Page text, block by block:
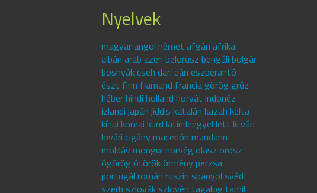
Nyelvek
magyar angol német afgán afrikai
albán arab azeri belorusz bengáli bolgár
bosnyák cseh dari dán eszperantó
észt finn flamand francia görög grúz
héber hindi holland horvát indonéz
izlandi japán jiddis katalán kazah kelta
kínai koreai kurd latin lengyel lett litván
lovári cigány macedón mandarin
moldáv mongol norvég olasz orosz
ógörög ótörök örmény perzsa
portugál román ruszin spanyol svéd
szerb szlovák szlovén tagalog tamil